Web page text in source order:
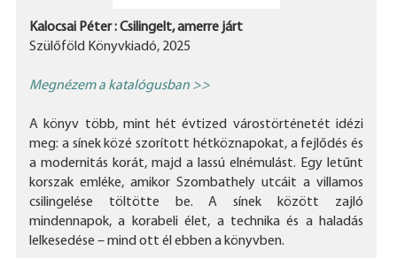
Kalocsai Péter : Csilingelt, amerre járt
Szülőföld Könyvkiadó, 2025
Megnézem a katalógusban >>
A könyv több, mint hét évtized várostörténetét idézi
meg: a sínek közé szorított hétköznapokat, a fejlődés és
a modernitás korát, majd a lassú elnémulást. Egy letűnt
korszak emléke, amikor Szombathely utcáit a villamos
csilingelése töltötte be. A sínek között zajló
mindennapok, a korabeli élet, a technika és a haladás
lelkesedése – mind ott él ebben a könyvben.